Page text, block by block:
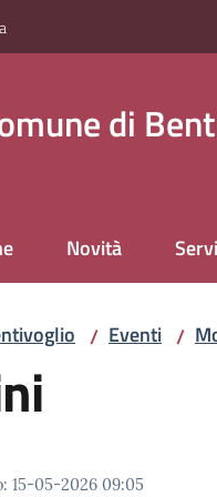
di
Novità
/ Eventi /
: 15-05-2026 09:05